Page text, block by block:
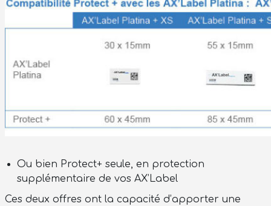
Ou bien Protect+ seule, en protection
supplémentaire de vos AX’Label
Ces deux offres ont la capacité d’apporter une